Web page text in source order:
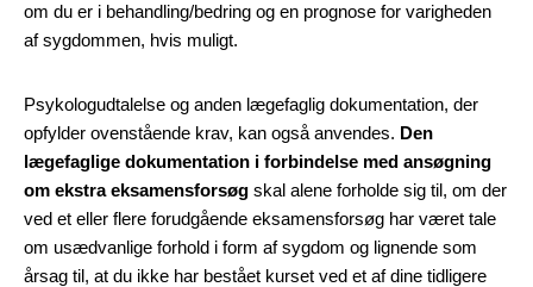
om du er i behandling/bedring og en prognose for varigheden
af sygdommen, hvis muligt.
Psykologudtalelse og anden lægefaglig dokumentation, der
opfylder ovenstående krav, kan også anvendes. Den
lægefaglige dokumentation i forbindelse med ansøgning
om ekstra eksamensforsøg skal alene forholde sig til, om der
ved et eller flere forudgående eksamensforsøg har været tale
om usædvanlige forhold i form af sygdom og lignende som
årsag til, at du ikke har bestået kurset ved et af dine tidligere